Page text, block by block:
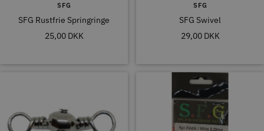
SFG
SFG Rustfrie Springringe
Tilbudspris
25,00 DKK
SFG
SFG Swivel
Tilbudspris
29,00 DKK